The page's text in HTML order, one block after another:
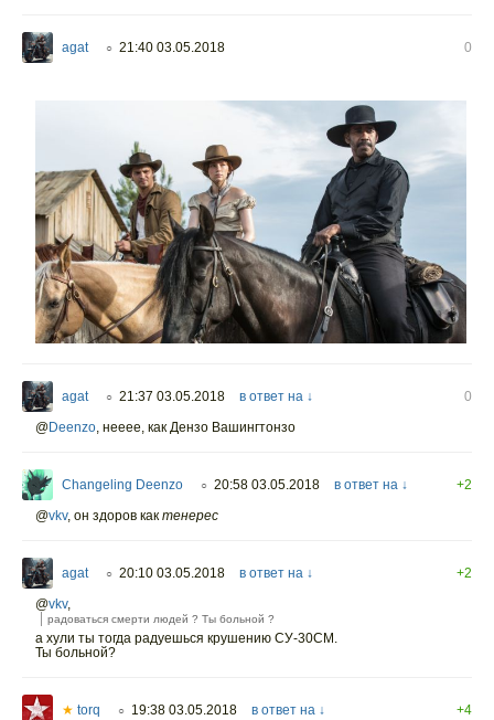
agat ○ 21:40 03.05.2018 0
agat ○ 21:37 03.05.2018 в ответ на ↓
0
@Deenzo, нееее, как Дензо Вашингтонзо
Changeling Deenzo ○ 20:58 03.05.2018 в ответ на ↓
+2
@vkv, он здоров как тенерес
agat ○ 20:10 03.05.2018 в ответ на ↓
+2
@vkv,
радоваться смерти людей ? Ты больной ?
а хули ты тогда радуешься крушению СУ-30СМ.
Ты больной?
★ torq ○ 19:38 03.05.2018 в ответ на ↓
+4